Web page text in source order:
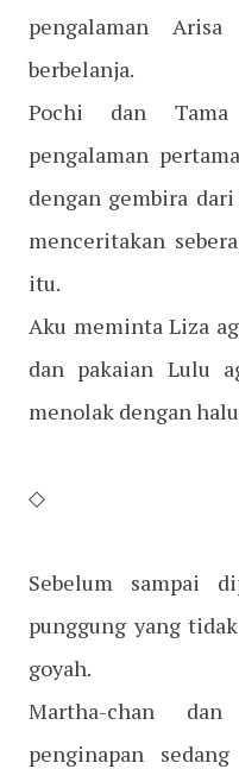
pengalaman
berbelanja.
Pochi dan Tama
pengalaman
dengan gembira
menceritakan
itu.
Aku meminta Liza
dan pakaian Lulu
menolak dengan
◇
Sebelum sampai
punggung yang
goyah.
Martha-chan
penginapan